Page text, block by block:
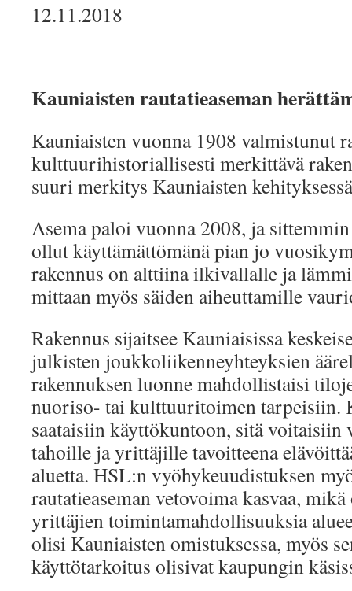
12.11.2018
Kauniaisten rautatieaseman
Kauniaisten vuonna 1908 valmistunut
kulttuurihistoriallisesti merkittävä
suuri merkitys Kauniaisten
Asema paloi vuonna 2008, ja
ollut käyttämättömänä pian jo
rakennus on alttiina ilkivallalle ja
mittaan myös säiden aiheuttamille
Rakennus sijaitsee Kauniaisissa
julkisten joukkoliikenneyhteyksien
rakennuksen luonne mahdollistaisi
nuoriso- tai kulttuuritoimen tarpeisiin.
saataisiin käyttökuntoon, sitä voitaisiin
tahoille ja yrittäjille tavoitteena
aluetta. HSL:n vyöhykeuudistuksen
rautatieaseman vetovoima kasvaa,
yrittäjien toimintamahdollisuuksia
olisi Kauniaisten omistuksessa, myös
käyttötarkoitus olisivat kaupungin